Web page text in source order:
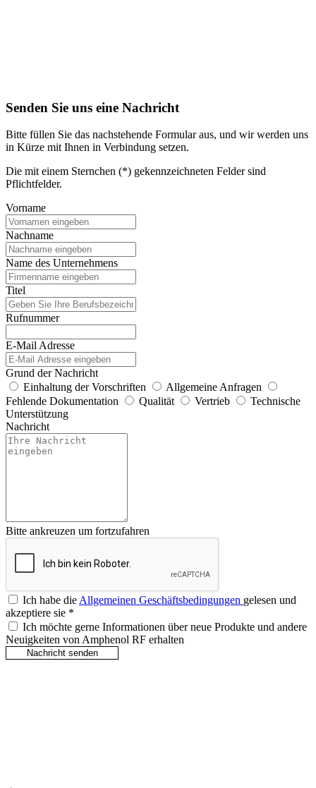
Senden Sie uns eine Nachricht
Bitte füllen Sie das nachstehende Formular aus, und wir werden uns
in Kürze mit Ihnen in Verbindung setzen.
Die mit einem Sternchen (*) gekennzeichneten Felder sind
Pflichtfelder.
Vorname
Nachname
Name des Unternehmens
Titel
Rufnummer
E-Mail Adresse
Grund der Nachricht
Einhaltung der Vorschriften
Allgemeine Anfragen
Fehlende Dokumentation
Qualität Vertrieb
Technische
Unterstützung
Nachricht
Bitte ankreuzen um fortzufahren
Ich habe dieAllgemeinen Geschäftsbedingungen gelesen und
akzeptiere sie *
Ich möchte gerne Informationen über neue Produkte und andere
Neuigkeiten von Amphenol RF erhalten